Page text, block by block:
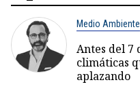
Medio Ambiente
Antes del 7
climáticas
aplazando